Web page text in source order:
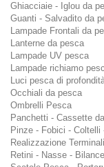
Ghiacciaie - Iglou da
Guanti - Salvadito da
Lampade Frontali da
Lanterne da pesca
Lampade UV pesca
Lampade richiamo
Luci pesca di
Occhiali da pesca
Ombrelli Pesca
Panchetti - Cassette
Pinze - Fobici -
Realizzazione
Retini - Nasse -